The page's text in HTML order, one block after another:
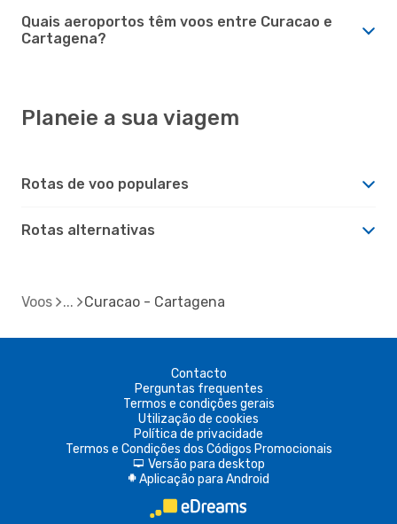
Quais aeroportos têm voos entre Curacao e
Cartagena?
Planeie a sua viagem
Rotas de voo populares
Rotas alternativas
Voos Curacao - Cartagena
Contacto
Perguntas frequentes
Termos e condições gerais
Utilização de cookies
Política de privacidade
Termos e Condições dos Códigos Promocionais
d Versão para desktop
A Aplicação para Android